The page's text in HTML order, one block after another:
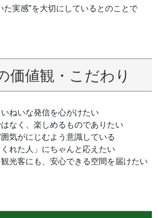
た実感”を大切にしているとのことで
価値観・こだわり
ねいな発信を心がけたい
なく、楽しめるものでありたい
気がにじむよう意識している
くれた人」にちゃんと応えたい
光客にも、安心できる空間を届けたい